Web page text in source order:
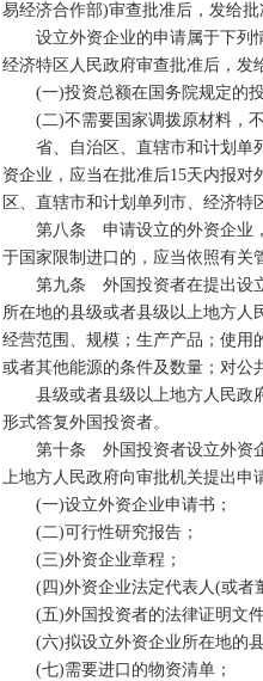
易经济合作部)审查批准后，发给批
设立外资企业的申请属于下列情
经济特区人民政府审查批准后，发
(一)投资总额在国务院规定的投
(二)不需要国家调拨原材料，不
省、自治区、直辖市和计划单
资企业，应当在批准后15天内报
区、直辖市和计划单列市、经济特
第八条 申请设立的外资企业，
于国家限制进口的，应当依照有关
第九条 外国投资者在提出设立
所在地的县级或者县级以上地方人
经营范围、规模；生产产品；使用
或者其他能源的条件及数量；对公
县级或者县级以上地方人民政府
形式答复外国投资者。
第十条 外国投资者设立外资企
上地方人民政府向审批机关提出申
(一)设立外资企业申请书；
(二)可行性研究报告；
(三)外资企业章程；
(四)外资企业法定代表人(或者
(五)外国投资者的法律证明文件
(六)拟设立外资企业所在地的县
(七)需要进口的物资清单；